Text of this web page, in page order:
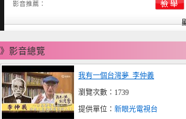
影音推薦：
》影音總覽
我有一個台灣夢_李仲義
瀏覽次數：1739
提供單位： 新眼光電視台